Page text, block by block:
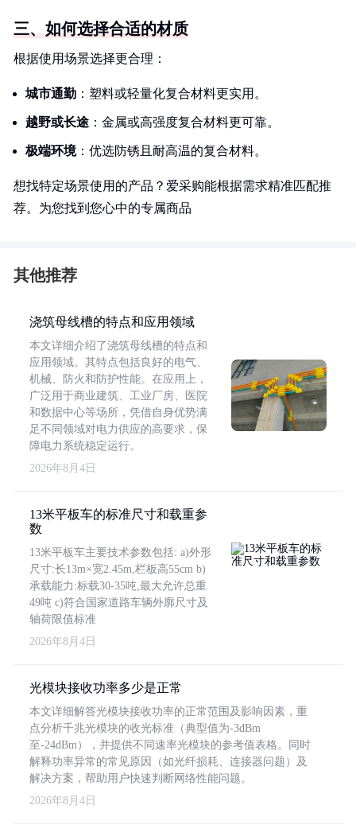
三、如何选择合适的材质
根据使用场景选择更合理：
城市通勤 ：塑料或轻量化复合材料更实用。
越野或长途 ：金属或高强度复合材料更可靠。
极端环境：优选防锈且耐高温的复合材料。
想找特定场景使用的产品？爱采购能根据需求精准匹配推
荐。为您找到您心中的专属商品
其他推荐
浇筑母线槽的特点和应用领域
本文详细介绍了浇筑母线槽的特点和
应用领域。其特点包括良好的电气、
机械、防火和防护性能。在应用上，
广泛用于商业建筑、工业厂房、医院
和数据中心等场所，凭借自身优势满
足不同领域对电力供应的高要求，保
障电力系统稳定运行。
2026年8月4日
13米平板车的标准尺寸和载重参
数
13米平板车主要技术参数包括: a)外形
尺寸:长13m×宽2.45m,栏板高55cm b)
承载能力:标载30-35吨,最大允许总重
49吨 c)符合国家道路车辆外廓尺寸及
轴荷限值标准
2026年8月4日
光模块接收功率多少是正常
本文详细解答光模块接收功率的正常范围及影响因素，重
点分析千兆光模块的收光标准（典型值为-3dBm
至-24dBm），并提供不同速率光模块的参考值表格。同时
解释功率异常的常见原因（如光纤损耗、连接器问题）及
解决方案，帮助用户快速判断网络性能问题。
2026年8月4日